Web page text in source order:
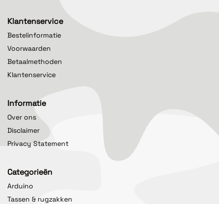
Klantenservice
Bestelinformatie
Voorwaarden
Betaalmethoden
Klantenservice
Informatie
Over ons
Disclaimer
Privacy Statement
Categorieën
Arduino
Tassen & rugzakken